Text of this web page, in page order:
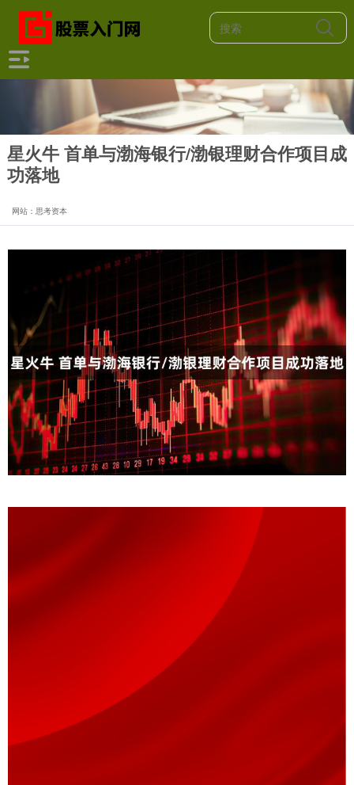
星火牛 首单与渤海银行/渤银理财合作项目成
功落地
网站：思考资本